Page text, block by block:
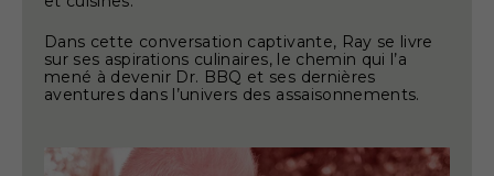
Dans cette conversation captivante, Ray se livre
sur ses aspirations culinaires, le chemin qui l’a
mené à devenir Dr. BBQ et ses dernières
aventures dans l’univers des assaisonnements.